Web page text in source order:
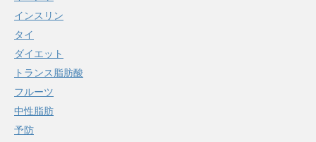
インスリン
タイ
ダイエット
トランス脂肪酸
フルーツ
中性脂肪
予防